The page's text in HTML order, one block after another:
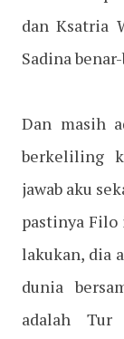
dan Ksatria
Sadina
Dan masih
berkeliling
jawab aku
pastinya Filo
lakukan, dia
dunia
adalah